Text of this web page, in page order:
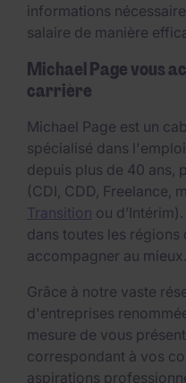
informations
salaire de manière
Michael Page vous
carrière
Michael Page est un
spécialisé dans
depuis plus de 40 ans,
(CDI, CDD, Freelance,
Transition ou
dans toutes les régions
accompagner au mieux.
Grâce à notre vaste
d'entreprises
mesure de vous
correspondant à vos
aspirations